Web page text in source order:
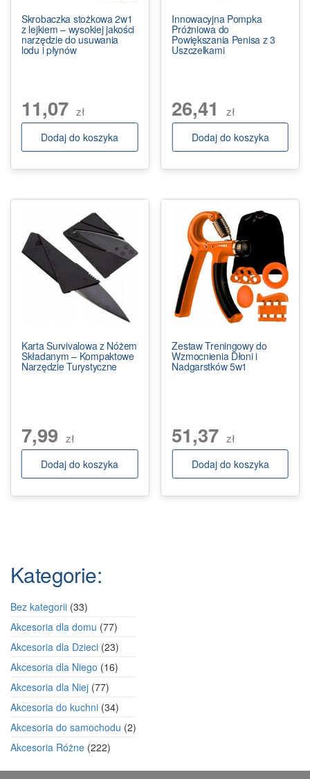
Skrobaczka stożkowa 2w1
z lejkiem – wysokiej jakości
narzędzie do usuwania
lodu i płynów
11,07 zł
Dodaj do koszyka
Innowacyjna Pompka
Próżniowa do
Powiększania Penisa z 3
Uszczelkami
26,41 zł
Dodaj do koszyka
Karta Survivalowa z Nóżem
Składanym – Kompaktowe
Narzędzie Turystyczne
7,99 zł
Dodaj do koszyka
Zestaw Treningowy do
Wzmocnienia Dłoni i
Nadgarstków 5w1
51,37 zł
Dodaj do koszyka
Kategorie:
Bez kategorii 3333
produkty
Akcesoria dla domu 7777
produktów
Akcesoria dla Dzieci 2323
produkty
Akcesoria dla Niego 1616
Akcesoria dla Niej 7777
produktów
Akcesoria do kuchni 3434
produkty
Akcesoria do samochodu 22
Akcesoria Różne 222222